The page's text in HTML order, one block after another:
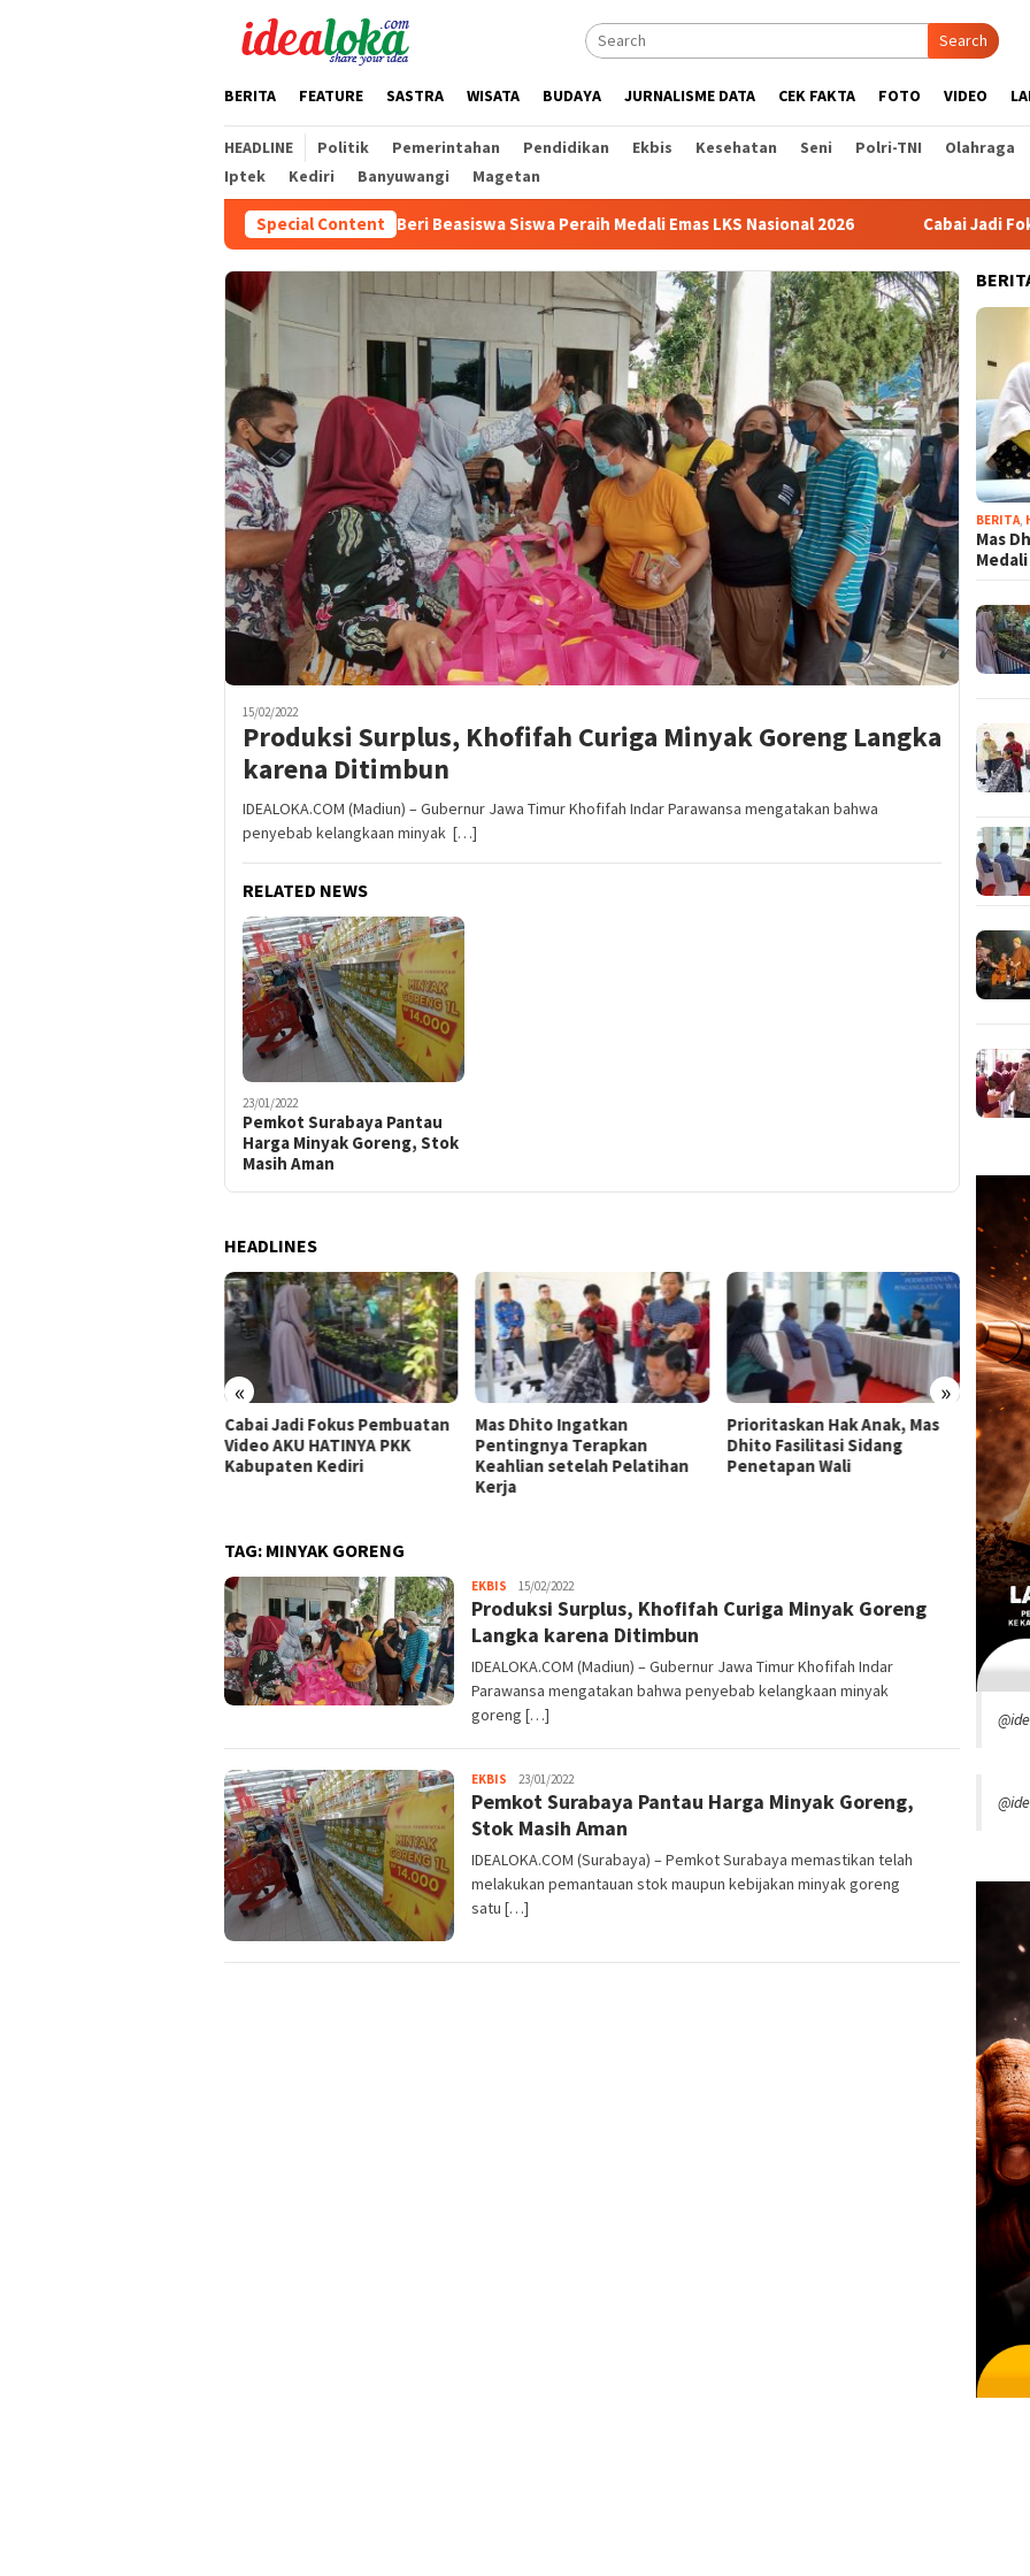
Search
BERITA FEATURE SASTRA WISATA BUDAYA JURNALISME DATA CEK FAKTA FOTO VIDEO
HEADLINE Politik Pemerintahan Pendidikan Ekbis Kesehatan Seni Polri-TNI
Olahraga
Iptek
Kediri Banyuwangi Magetan
Special Content
Mas Dhito Beri Beasiswa Siswa Peraih Medali Emas LKS Nasional 2026 Cabai Jadi Fokus Pembuatan
15/02/2022
Produksi Surplus, Khofifah Curiga Minyak Goreng Langka
karena Ditimbun
IDEALOKA.COM (Madiun) – Gubernur Jawa Timur Khofifah Indar Parawansa mengatakan bahwa
penyebab kelangkaan minyak […]
RELATED NEWS
23/01/2022
Pemkot Surabaya Pantau
Harga Minyak Goreng, Stok
Masih Aman
HEADLINES
« »
Cabai Jadi Fokus Pembuatan
Video AKU HATINYA PKK
Kabupaten Kediri
Mas Dhito Ingatkan
Pentingnya Terapkan
Keahlian setelah Pelatihan
Kerja
Prioritaskan Hak Anak, Mas
Dhito Fasilitasi Sidang
Penetapan Wali
Yatra
lewat
TAG: MINYAK GORENG
EKBIS admin
15/02/2022
Produksi Surplus, Khofifah Curiga Minyak Goreng
Langka karena Ditimbun
IDEALOKA.COM (Madiun) – Gubernur Jawa Timur Khofifah Indar
Parawansa mengatakan bahwa penyebab kelangkaan minyak
goreng […]
EKBIS admin
23/01/2022
Pemkot Surabaya Pantau Harga Minyak Goreng,
Stok Masih Aman
IDEALOKA.COM (Surabaya) – Pemkot Surabaya memastikan telah
melakukan pemantauan stok maupun kebijakan minyak goreng
satu […]
BERITA
Mas
Medali